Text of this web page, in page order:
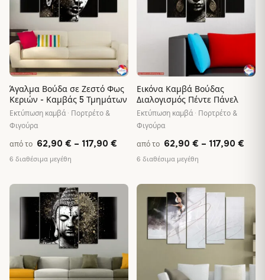
Άγαλμα Βούδα σε Ζεστό Φως
Κεριών - Καμβάς 5 Τμημάτων
Εκτύπωση καμβά · Πορτρέτο &
Φιγούρα
από το 62,90 € – 117,90 € Price
range:
through
6 διαθέσιμα μεγέθη
Εικόνα Καμβά Βούδας
Διαλογισμός Πέντε Πάνελ
Εκτύπωση καμβά · Πορτρέτο &
Φιγούρα
από το 62,90 € – 117,90 €
6 διαθέσιμα μεγέθη